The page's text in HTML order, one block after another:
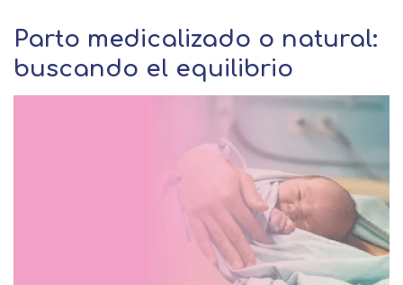
Parto medicalizado o natural:
buscando el equilibrio